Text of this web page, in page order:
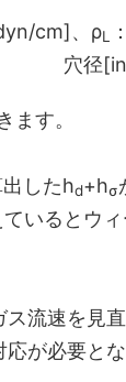
cm]、ρL
穴径
ます。
したhd+hσ
ているとウ
ス流速を見
が必要とな